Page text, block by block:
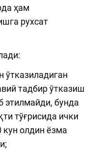
ҳам
рухсат
тадбир ўтказиш
этилмайди, бунда
тўғрисида ички
олдин ёзма